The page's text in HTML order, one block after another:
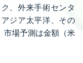
、外来手術センタ
ジア太平洋、その
市場予測は金額（米